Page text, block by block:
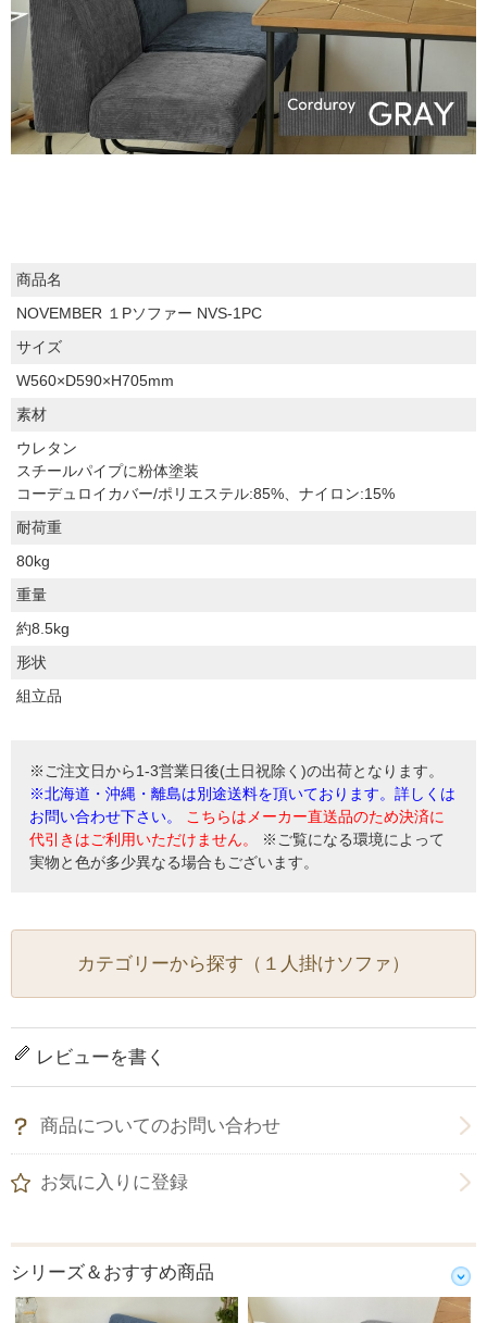
商品名
NOVEMBER １Pソファー NVS-1PC
サイズ
W560×D590×H705mm
素材
ウレタン
スチールパイプに粉体塗装
コーデュロイカバー/ポリエステル:85%、ナイロン:15%
耐荷重
80kg
重量
約8.5kg
形状
組立品
※ご注文日から1-3営業日後(土日祝除く)の出荷となります。
※北海道・沖縄・離島は別途送料を頂いております。詳しくは
お問い合わせ下さい。
こちらはメーカー直送品のため決済に
代引きはご利用いただけません。
※ご覧になる環境によって
実物と色が多少異なる場合もございます。
カテゴリーから探す（１人掛けソファ）
レビューを書く
商品についてのお問い合わせ
お気に入りに登録
シリーズ＆おすすめ商品